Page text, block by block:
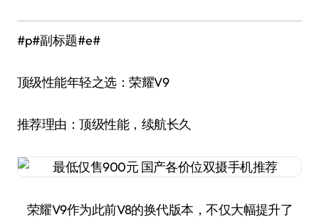
#p#副标题#e#
顶级性能年轻之选：荣耀V9
推荐理由：顶级性能，续航长久
荣耀V9作为此前V8的换代版本，不仅大幅提升了